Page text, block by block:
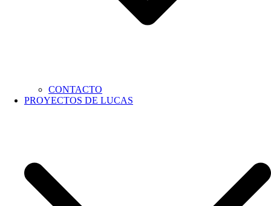
CONTACTO
PROYECTOS DE LUCAS